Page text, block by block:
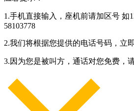
1.手机直接输入，座机前请加区号 如
58103778
2.我们将根据您提供的电话号码，立
3.因为您是被叫方，通话对您免费，